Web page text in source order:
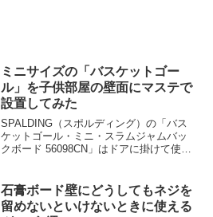
ミニサイズの「バスケットゴー
ル」を子供部屋の壁面にマステで
設置してみた
SPALDING（スポルディング）の「バス
ケットゴール・ミニ・スラムジャムバッ
クボード 56098CN」はドアに掛けて使用
両面テープとPPシートを使って壁に貼り
付けました。今回はその方法をご紹介し
ます。
石膏ボード壁にどうしてもネジを
留めないといけないときに使える